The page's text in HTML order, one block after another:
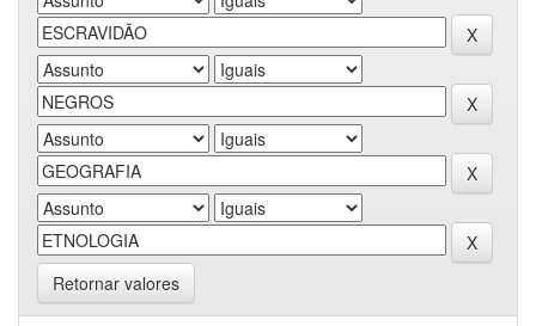
Retornar valores